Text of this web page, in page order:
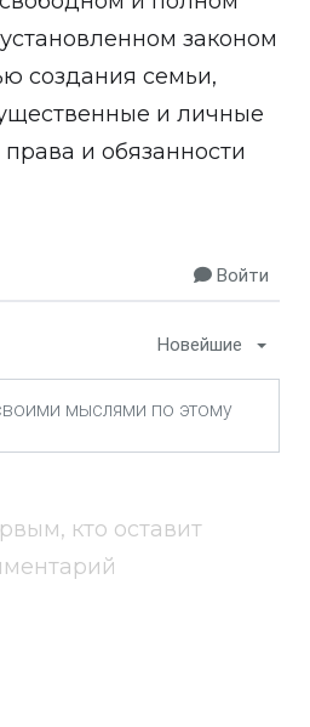
законом
создания семьи,
и личные
и обязанности
Войти
Новейшие
кто оставит